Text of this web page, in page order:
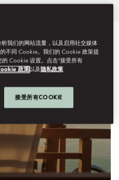
我们的网站流量，以及启用社交媒体
不同 Cookie。我们的 Cookie 政策提
Cookie 设置。点击“接受所有
政策以及 隐私政策
接受所有COOKIE